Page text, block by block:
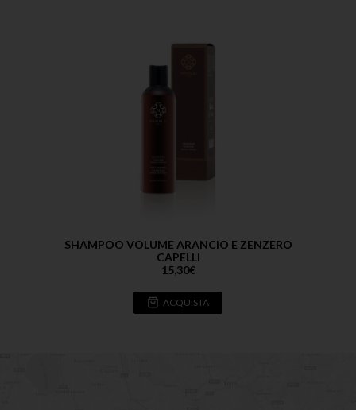
SHAMPOO VOLUME ARANCIO E ZENZERO
CAPELLI
15,30€
ACQUISTA